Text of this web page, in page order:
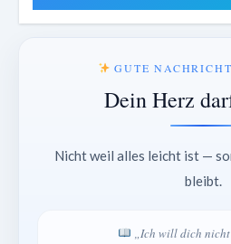
GUTE
Dein Herz
Nicht weil alles leicht ist —
bleibt.
„Ich will dich nicht